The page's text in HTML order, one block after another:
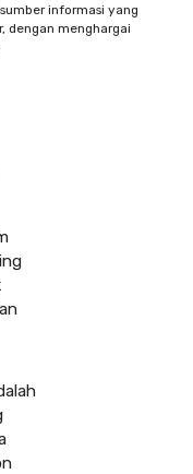
informasi yang
dengan menghargai